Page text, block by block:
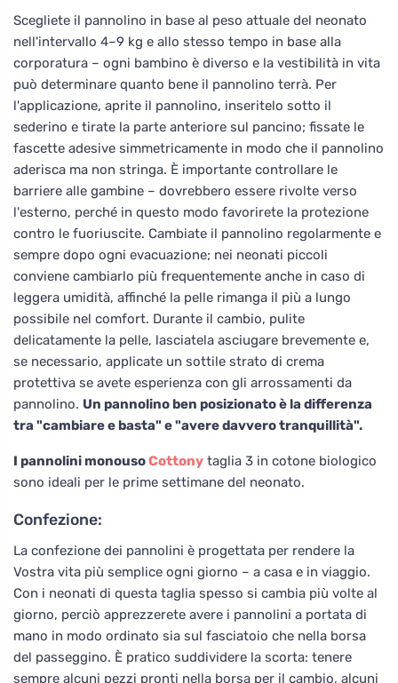
Scegliete il pannolino in base al peso attuale del neonato
nell'intervallo 4–9 kg e allo stesso tempo in base alla
corporatura – ogni bambino è diverso e la vestibilità in vita
può determinare quanto bene il pannolino terrà. Per
l'applicazione, aprite il pannolino, inseritelo sotto il
sederino e tirate la parte anteriore sul pancino; fissate le
fascette adesive simmetricamente in modo che il pannolino
aderisca ma non stringa. È importante controllare le
barriere alle gambine – dovrebbero essere rivolte verso
l'esterno, perché in questo modo favorirete la protezione
contro le fuoriuscite. Cambiate il pannolino regolarmente e
sempre dopo ogni evacuazione; nei neonati piccoli
conviene cambiarlo più frequentemente anche in caso di
leggera umidità, affinché la pelle rimanga il più a lungo
possibile nel comfort. Durante il cambio, pulite
delicatamente la pelle, lasciatela asciugare brevemente e,
se necessario, applicate un sottile strato di crema
protettiva se avete esperienza con gli arrossamenti da
pannolino. Un pannolino ben posizionato è la differenza
tra "cambiare e basta" e "avere davvero tranquillità".
I pannolini monousoCottony taglia 3 in cotone biologico
sono ideali per le prime settimane del neonato.
Confezione:
La confezione dei pannolini è progettata per rendere la
Vostra vita più semplice ogni giorno – a casa e in viaggio.
Con i neonati di questa taglia spesso si cambia più volte al
giorno, perciò apprezzerete avere i pannolini a portata di
mano in modo ordinato sia sul fasciatoio che nella borsa
del passeggino. È pratico suddividere la scorta: tenere
sempre alcuni pezzi pronti nella borsa per il cambio, alcuni